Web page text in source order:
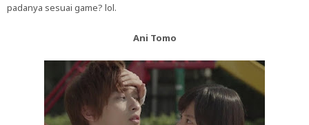
padanya sesuai game? lol.
Ani Tomo